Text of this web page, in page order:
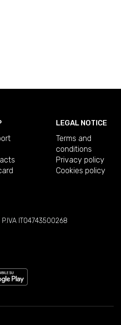
LEGAL NOTICE
Terms and
conditions
Privacy policy
Cookies policy
IT04743500268